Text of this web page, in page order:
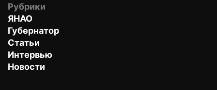
Рубрики
ЯНАО
Губернатор
Статьи
Интервью
Новости